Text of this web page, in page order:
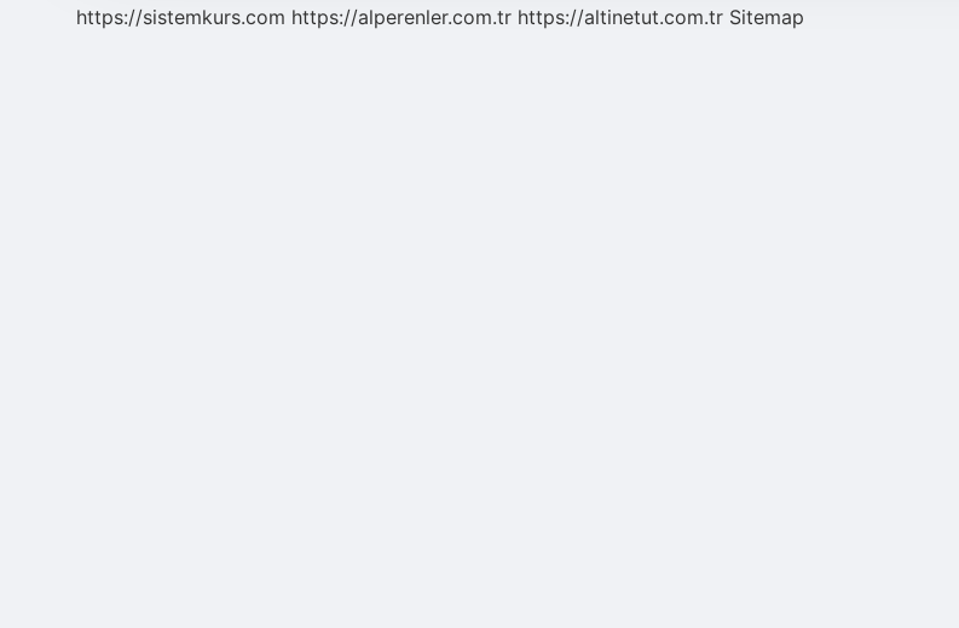
https://sistemkurs.com https://alperenler.com.tr https://altinetut.com.tr Sitemap